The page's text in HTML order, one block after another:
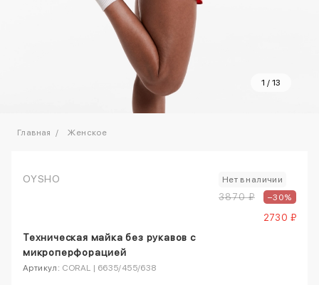
1 / 13
Главная Женское
OYSHO Нет в наличии
3870 ₽ –30%
2730 ₽
Техническая майка без рукавов с
микроперфорацией
Артикул: CORAL | 6635/455/638